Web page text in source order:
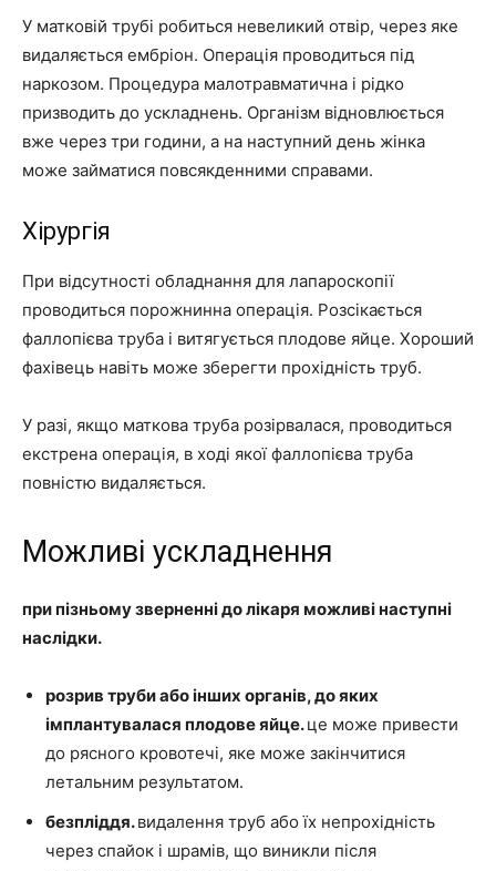
У матковій трубі робиться невеликий отвір, через яке
видаляється ембріон. Операція проводиться під
наркозом. Процедура малотравматична і рідко
призводить до ускладнень. Організм відновлюється
вже через три години, а на наступний день жінка
може займатися повсякденними справами.
Хірургія
При відсутності обладнання для лапароскопії
проводиться порожнинна операція. Розсікається
фаллопієва труба і витягується плодове яйце. Хороший
фахівець навіть може зберегти прохідність труб.
У разі, якщо маткова труба розірвалася, проводиться
екстрена операція, в ході якої фаллопієва труба
повністю видаляється.
Можливі ускладнення
при пізньому зверненні до лікаря можливі наступні
наслідки.
розрив труби або інших органів, до яких
імплантувалася плодове яйце.це може привести
до рясного кровотечі, яке може закінчитися
летальним результатом.
безпліддя.видалення труб або їх непрохідність
через спайок і шрамів, що виникли після